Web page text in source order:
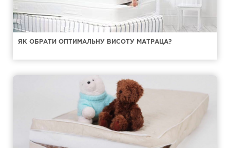
ЯК ОБРАТИ ОПТИМАЛЬНУ ВИСОТУ МАТРАЦА?